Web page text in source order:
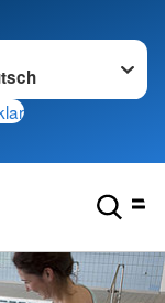
wechseln zu